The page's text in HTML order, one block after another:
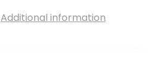
Additional information